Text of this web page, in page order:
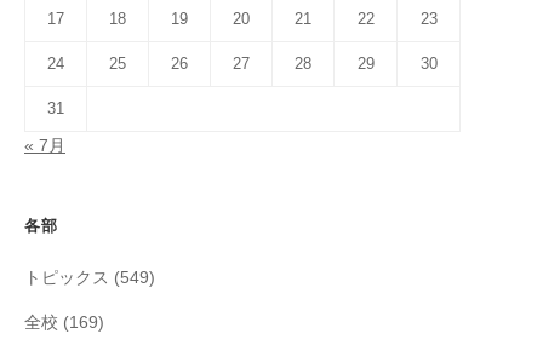
17 18 19 20 21 22 23
24 25 26 27 28 29 30
31
« 7月
各部
トピックス (549)
全校 (169)